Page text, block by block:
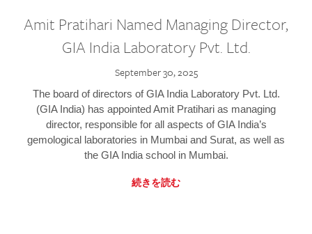
Amit Pratihari Named Managing Director,
GIA India Laboratory Pvt. Ltd.
September 30, 2025
The board of directors of GIA India Laboratory Pvt. Ltd.
(GIA India) has appointed Amit Pratihari as managing
director, responsible for all aspects of GIA India’s
gemological laboratories in Mumbai and Surat, as well as
the GIA India school in Mumbai.
続きを読む